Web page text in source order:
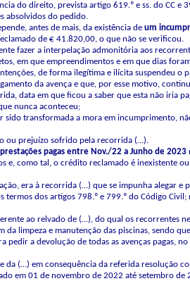
do direito, prevista artigo 619.º e ss. do CC e
absolvidos do pedido.
antes de mais, da existência de um
de € 41.820,00, o que não se verificou.
fazer a interpelação admonitória aos
em que empreendimentos e em que dias
de forma ilegítima e ilícita suspendeu o
da avença e que, por esse motivo,
data em que ficou a saber que esta não iria
nunca aconteceu;
transformada a mora em incumprimento,
ou prejuízo sofrido pela recorrida (…).
prestações pagas entre Nov./22 a Junho de 2023
e, como tal, o crédito reclamado é inexistente
era à recorrida (…) que se impunha alegar e
dos artigos 798.º e 799.º do Código
ao relvado de (…), do qual os recorrentes
limpeza e manutenção das piscinas, sendo
pedir a devolução de todas as avenças pagas,
da (…) em consequência da referida resolução
em 01 de novembro de 2022 até setembro de